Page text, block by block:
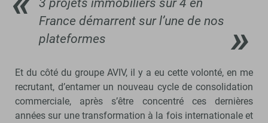
3 projets immobiliers sur 4 en
France démarrent sur l’une de nos
plateformes
Et du côté du groupe AVIV, il y a eu cette volonté, en me
recrutant, d’entamer un nouveau cycle de consolidation
commerciale, après s’être concentré ces dernières
années sur une transformation à la fois internationale et